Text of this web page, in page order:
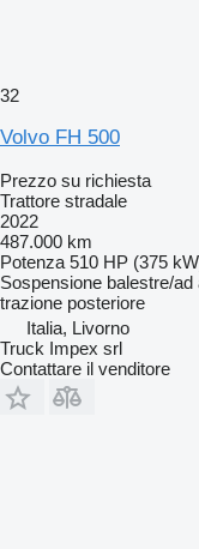
32
Volvo FH 500
Prezzo su richiesta
Trattore stradale
2022
487.000 km
Potenza 510 HP (375
Sospensione balestre/
trazione posteriore
Italia, Livorno
Truck Impex srl
Contattare il venditore